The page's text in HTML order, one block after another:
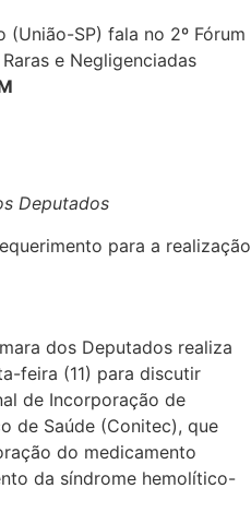
Deputados
para a realização
dos Deputados realiza
feira (11) para discutir
de Incorporação de
de Saúde (Conitec), que
do medicamento
da síndrome hemolítico-